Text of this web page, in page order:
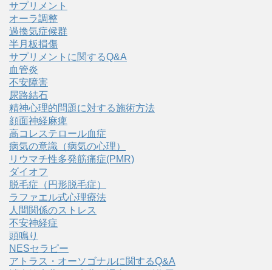
サプリメント
オーラ調整
過換気症候群
半月板損傷
サプリメントに関するQ&A
血管炎
不安障害
尿路結石
精神心理的問題に対する施術方法
顔面神経麻痺
高コレステロール血症
病気の意識（病気の心理）
リウマチ性多発筋痛症(PMR)
ダイオフ
脱毛症（円形脱毛症）
ラファエル式心理療法
人間関係のストレス
不安神経症
頭鳴り
NESセラピー
アトラス・オーソゴナルに関するQ&A